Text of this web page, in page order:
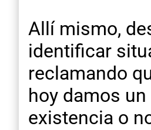
Allí mismo,
identificar
reclamando
hoy damos
existencia o